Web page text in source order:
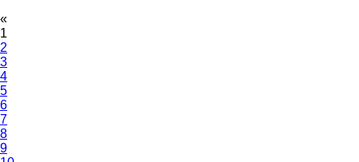
«
1
2
3
4
5
6
7
8
9